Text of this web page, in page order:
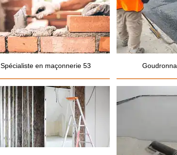
Spécialiste en maçonnerie 53